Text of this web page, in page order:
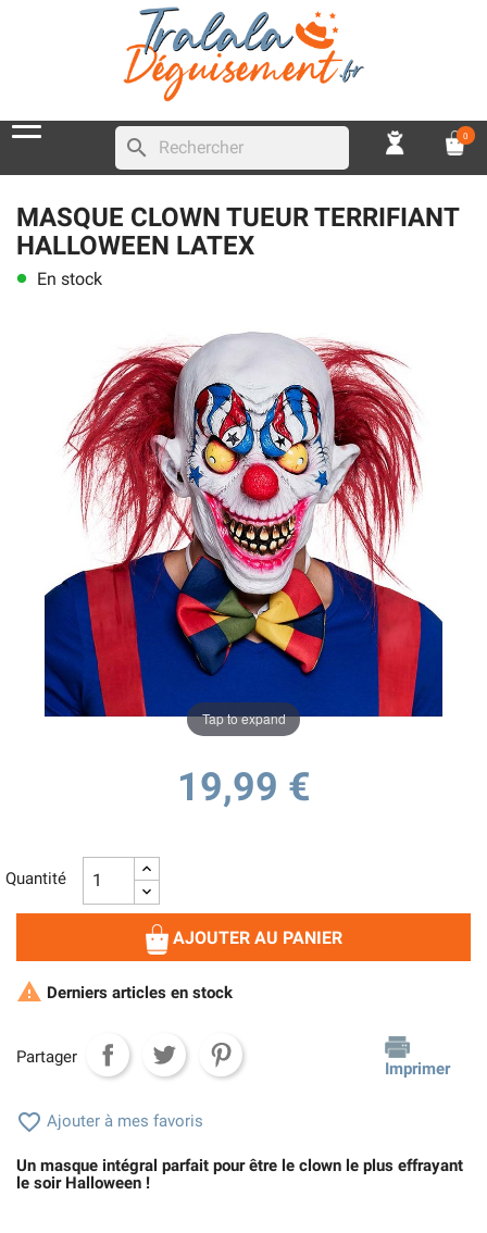
search 0
MASQUE CLOWN TUEUR TERRIFIANT
HALLOWEEN LATEX
lens En stock
Tap to expand
19,99 €
Quantité
AJOUTER AU PANIER
 Derniers articles en stock
Partager
Imprimer
 Ajouter à mes favoris
Un masque intégral parfait pour être le clown le plus effrayant
le soir Halloween !